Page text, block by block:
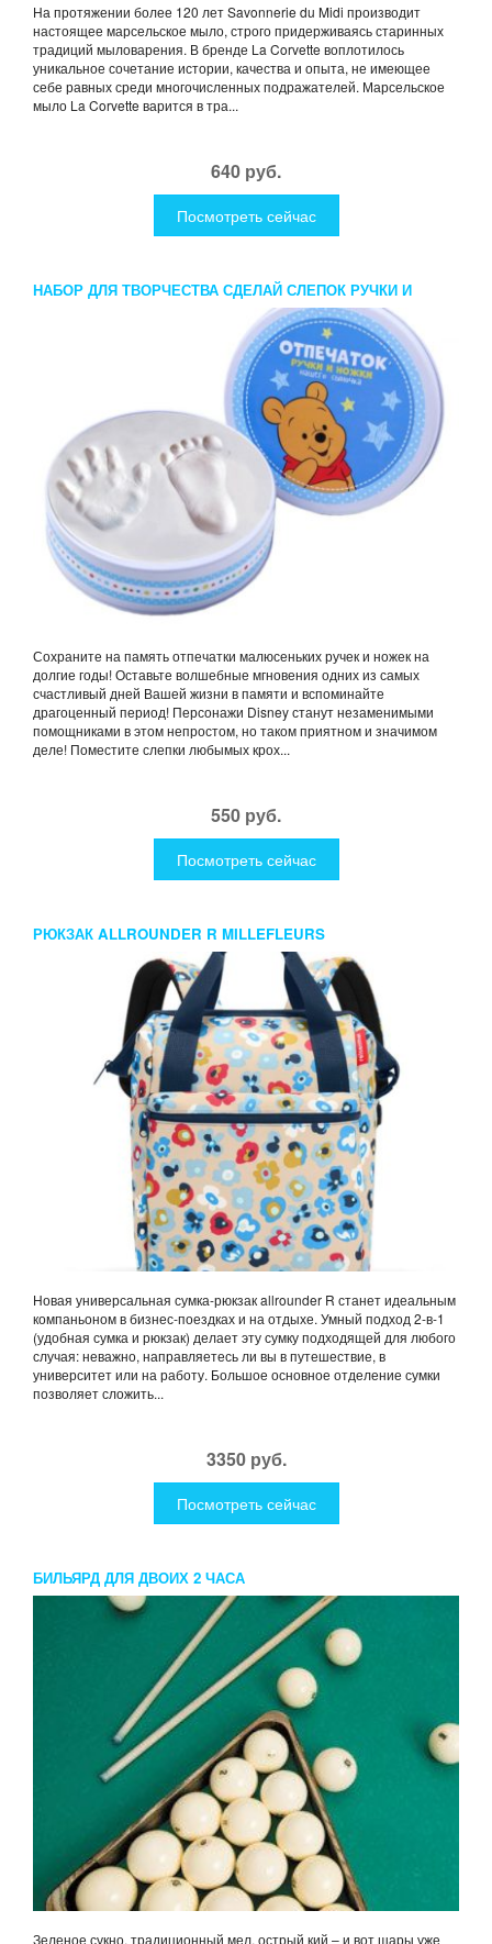
На протяжении более 120 лет Savonnerie du Midi производит
настоящее марсельское мыло, строго придерживаясь старинных
традиций мыловарения. В бренде La Corvette воплотилось
уникальное сочетание истории, качества и опыта, не имеющее
себе равных среди многочисленных подражателей. Марсельское
мыло La Corvette варится в тра...
640 руб.
Посмотреть сейчас
НАБОР ДЛЯ ТВОРЧЕСТВА СДЕЛАЙ СЛЕПОК РУЧКИ И
НОЖКИ ВАШЕГО МАЛЫША ВИННИ И ЕГО ДРУЗЬЯ
Сохраните на память отпечатки малюсеньких ручек и ножек на
долгие годы! Оставьте волшебные мгновения одних из самых
счастливый дней Вашей жизни в памяти и вспоминайте
драгоценный период! Персонажи Disney станут незаменимыми
помощниками в этом непростом, но таком приятном и значимом
деле! Поместите слепки любымых крох...
550 руб.
Посмотреть сейчас
РЮКЗАК ALLROUNDER R MILLEFLEURS
Новая универсальная сумка-рюкзак allrounder R станет идеальным
компаньоном в бизнес-поездках и на отдыхе. Умный подход 2-в-1
(удобная сумка и рюкзак) делает эту сумку подходящей для любого
случая: неважно, направляетесь ли вы в путешествие, в
университет или на работу. Большое основное отделение сумки
позволяет сложить...
3350 руб.
Посмотреть сейчас
БИЛЬЯРД ДЛЯ ДВОИХ 2 ЧАСА
Зеленое сукно, традиционный мел, острый кий – и вот шары уже